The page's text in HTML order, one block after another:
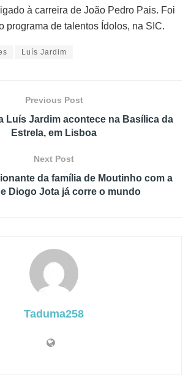
à carreira de João Pedro Pais. Foi
programa de talentos Ídolos, na SIC.
Luís Jardim
Previous Post
Luís Jardim acontece na Basílica da
Estrela, em Lisboa
Next Post
da família de Moutinho com a
Diogo Jota já corre o mundo
Taduma258